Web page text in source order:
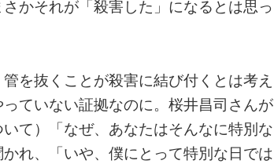
かそれが「殺害した」になるとは思っ
を抜くことが殺害に結び付くとは考え
ていない証拠なのに。桜井昌司さんが
て）「なぜ、あなたはそんなに特別な
れ、「いや、僕にとって特別な日では